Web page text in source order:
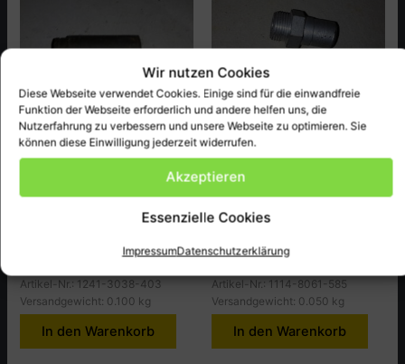
Wir nutzen Cookies
Diese Webseite verwendet Cookies. Einige sind für die einwandfreie
Funktion der Webseite erforderlich und andere helfen uns, die
Nutzerfahrung zu verbessern und unsere Webseite zu optimieren. Sie
können diese Einwilligung jederzeit widerrufen.
Akzeptieren
Essenzielle Cookies
ImpressumDatenschutzerklärung
BMW 403.403C
BMW 403,425
Artikel-Nr.: 1241-3038-403
Versandgewicht: 0.100 kg
In den Warenkorb
BMW 403.403C
BMW 403/425
SCHRAUBHÜLSE/
Artikel-Nr.: 1114-8061-585
Versandgewicht: 0.050 kg
In den Warenkorb